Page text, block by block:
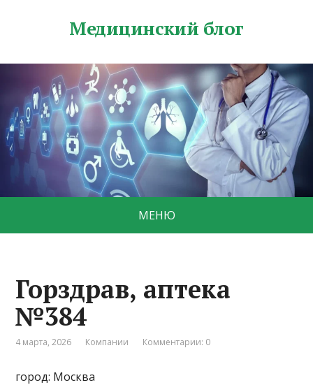
Медицинский блог
МЕНЮ
Горздрав, аптека
№384
4 марта, 2026 Компании Комментарии: 0
город: Москва